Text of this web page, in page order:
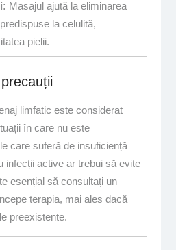
Masajul ajută la eliminarea
la celulită,
pielii.
limfatic este considerat
în care nu este
care suferă de insuficiență
infecții active ar trebui să evite
esențial să consultați un
terapia, mai ales dacă
preexistente.